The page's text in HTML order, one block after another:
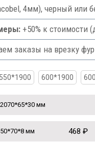
4мм), черный или
+50% к стоимости
заказы на врезку
550*1900 600*1900
мм
мм 468 ₽